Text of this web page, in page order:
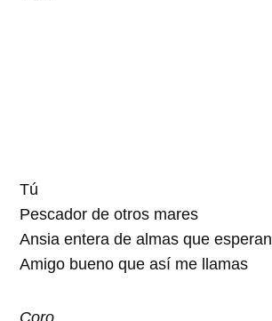
Tú
Pescador de otros mares
Ansia entera de almas que esperan
Amigo bueno que así me llamas
Coro